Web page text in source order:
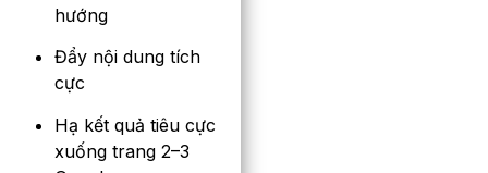
hướng
Đẩy nội dung tích
cực
Hạ kết quả tiêu cực
xuống trang 2–3